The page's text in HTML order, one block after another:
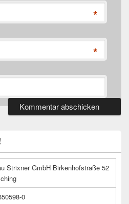
*
*
Strixner GmbH Birkenhofstraße 52
0